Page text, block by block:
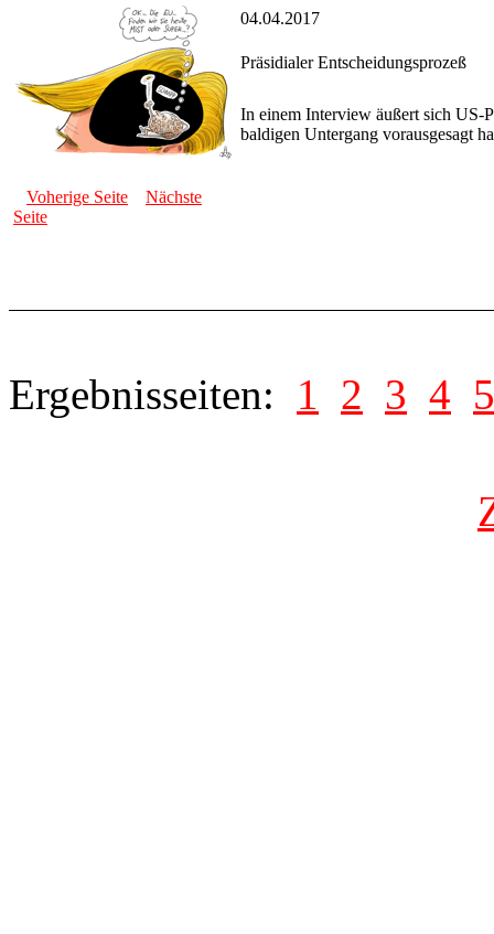
04.04.2017
Präsidialer Entscheidungsprozeß
In einem Interview äußert sich US-
baldigen Untergang vorausgesagt
Voherige Seite
Nächste
Seite
Ergebnisseiten: 1 2 3 4 5